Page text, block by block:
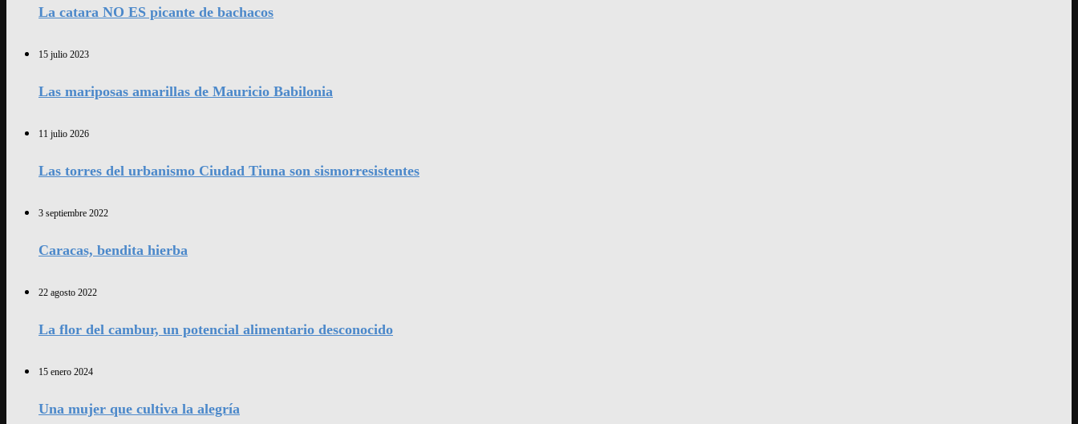
La catara NO ES picante de bachacos
15 julio 2023
Las mariposas amarillas de Mauricio Babilonia
11 julio 2026
Las torres del urbanismo Ciudad Tiuna son sismorresistentes
3 septiembre 2022
Caracas, bendita hierba
22 agosto 2022
La flor del cambur, un potencial alimentario desconocido
15 enero 2024
Una mujer que cultiva la alegría